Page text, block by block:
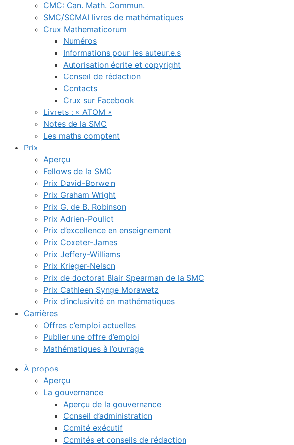
CMC: Can. Math. Commun.
SMC/SCMAI livres de mathématiques
Crux Mathematicorum
Numéros
Informations pour les auteur.e.s
Autorisation écrite et copyright
Conseil de rédaction
Contacts
Crux sur Facebook
Livrets : « ATOM »
Notes de la SMC
Les maths comptent
Prix
Aperçu
Fellows de la SMC
Prix David-Borwein
Prix Graham Wright
Prix G. de B. Robinson
Prix Adrien-Pouliot
Prix d’excellence en enseignement
Prix Coxeter-James
Prix Jeffery-Williams
Prix Krieger-Nelson
Prix de doctorat Blair Spearman de la SMC
Prix Cathleen Synge Morawetz
Prix d’inclusivité en mathématiques
Carrières
Offres d’emploi actuelles
Publier une offre d’emploi
Mathématiques à l’ouvrage
À propos
Aperçu
La gouvernance
Aperçu de la gouvernance
Conseil d’administration
Comité exécutif
Comités et conseils de rédaction